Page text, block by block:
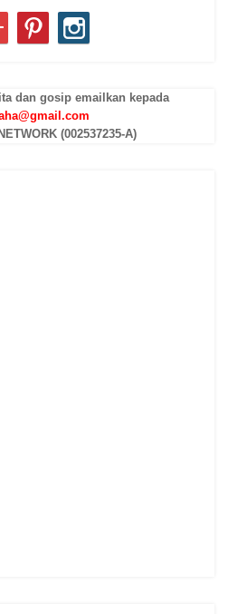
dan gosip emailkan kepada
(002537235-A)